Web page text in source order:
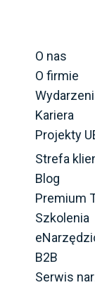
O nas
O firmie
Kariera
Projekty
Strefa
Blog
Premium
Szkolenia
B2B
Serwis